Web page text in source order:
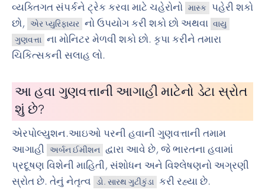
વ્યક્તિગત સંપર્કને ટ્રેક કરવા માટે ચહેરોનો માસ્ક પહેરી શકો
છો,
એર પ્યુરિફાયર નો ઉપયોગ કરી શકો છો અથવા વાયુ
ગુણવત્તા
ના મોનિટર મેળવી શકો છો. કૃપા કરીને તમારા
ચિકિત્સકની સલાહ લો.
આ હવા ગુણવત્તાની આગાહી માટેનો ડેટા સ્રોત
શું છે?
એરપોલ્યુશન.આઇઓ પરની હવાની ગુણવત્તાની તમામ
આગાહી
અર્બન ઈમીશન
દ્વારા આવે છે, જે ભારતના હવામાં
પ્રદૂષણ વિશેની માહિતી, સંશોધન અને વિશ્લેષણનો અગ્રણી
સ્રોત છે. તેનું નેતૃત્વ
ડો. સારથ ગુટીકુંડા કરી રહ્યા છે.